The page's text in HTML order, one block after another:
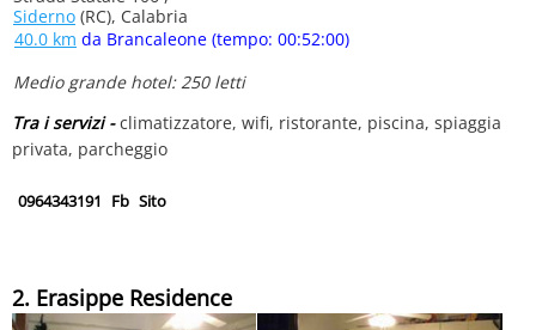
Siderno (RC), Calabria
40.0 km da Brancaleone (tempo: 00:52:00)
Medio grande hotel: 250 letti
Tra i servizi -climatizzatore, wifi, ristorante, piscina, spiaggia
privata, parcheggio
0964343191 Fb Sito
2. Erasippe Residence